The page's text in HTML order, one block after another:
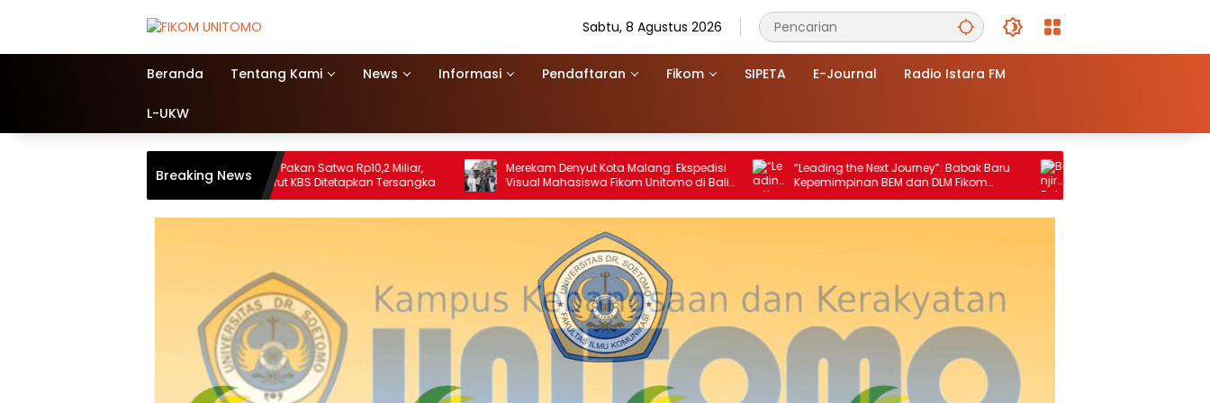
Sabtu, 8 Agustus 2026
Beranda Tentang Kami News Informasi Pendaftaran Fikom SIPETA E-Journal Radio Istara FM
L-UKW
Breaking News
Tilap Dana Pakan Satwa Rp10,2 Miliar,
Mantan Dirut KBS Ditetapkan Tersangka
Merekam Denyut Kota Malang: Ekspedisi
Visual Mahasiswa Fikom Unitomo di Balik
Lensa
“Leading the Next Journey”: Babak Baru
Kepemimpinan BEM dan DLM Fikom
Dimulai
Banjir Rob Kembali Rendam Pesisir
Sedati, Ribuan Hektar Tambak Rusak